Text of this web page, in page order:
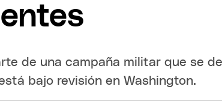
de una campaña militar que se
bajo revisión en Washington.